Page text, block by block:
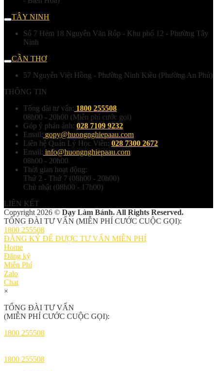
TÂY NINH
Số 7 Hẻm 18 Nguyễn Văn Rốp - Khu phố 12 - Phường Tây
Ninh
CẦN THƠ
57 Nguyễn Việt Hồng - Phường Ninh Kiều (Phường An Phú)
THÔNG TIN
Tổng đài tư vấn: 1800 255508
08h00 - 20h00 (Miễn phí cước gọi)
Góp ý phản ánh: 028 7109 9232
Email: gopy@huongnghiepaau.com
Liên hệ Quản Lý Học Viên: 028 7300 2672
Email: info@huongnghiepaau.com
08h00 - 20h00
Thời gian hoạt động:
Thứ 2 - Thứ 7 (08h00 - 20h00)
Chủ nhật (08h00 - 17h00)
LIÊN KẾT
Copyright 2026 © Dạy Làm Bánh. All Rights Reserved.
TỔNG ĐÀI TƯ VẤN (MIỄN PHÍ CƯỚC CUỘC GỌI):
1800 255508
ĐĂNG KÝ ĐỂ ĐƯỢC TƯ VẤN MIỄN PHÍ
Home
Đăng ký
Miễn Phí
Zalo
Chat
×
TỔNG ĐÀI TƯ VẤN
(MIỄN PHÍ CƯỚC CUỘC GỌI):
1800 255508
1800 255508